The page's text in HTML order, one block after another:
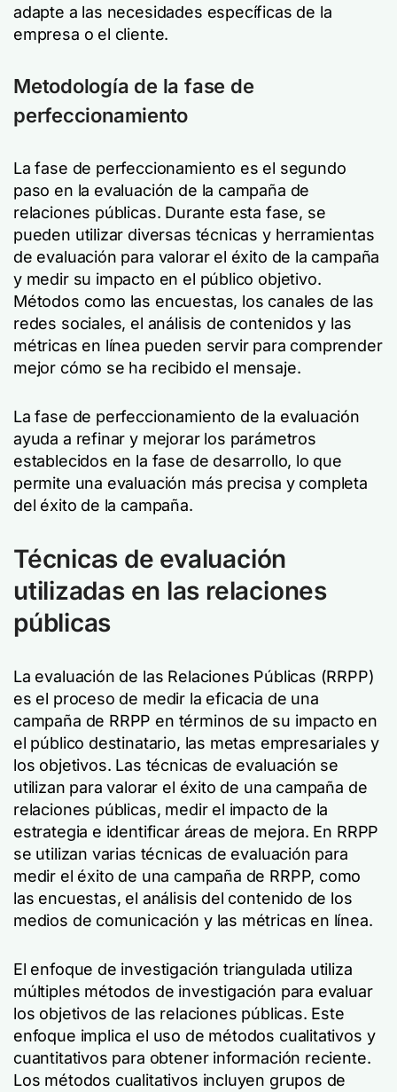
adapte a las necesidades específicas de la
empresa o el cliente.
Metodología de la fase de
perfeccionamiento
La fase de perfeccionamiento es el segundo
paso en la evaluación de la campaña de
relaciones públicas. Durante esta fase, se
pueden utilizar diversas técnicas y herramientas
de evaluación para valorar el éxito de la campaña
y medir su impacto en el público objetivo.
Métodos como las encuestas, los canales de las
redes sociales, el análisis de contenidos y las
métricas en línea pueden servir para comprender
mejor cómo se ha recibido el mensaje.
La fase de perfeccionamiento de la evaluación
ayuda a refinar y mejorar los parámetros
establecidos en la fase de desarrollo, lo que
permite una evaluación más precisa y completa
del éxito de la campaña.
Técnicas de evaluación
utilizadas en las relaciones
públicas
La evaluación de las Relaciones Públicas (RRPP)
es el proceso de medir la eficacia de una
campaña de RRPP en términos de su impacto en
el público destinatario, las metas empresariales y
los objetivos. Las técnicas de evaluación se
utilizan para valorar el éxito de una campaña de
relaciones públicas, medir el impacto de la
estrategia e identificar áreas de mejora. En RRPP
se utilizan varias técnicas de evaluación para
medir el éxito de una campaña de RRPP, como
las encuestas, el análisis del contenido de los
medios de comunicación y las métricas en línea.
El enfoque de investigación triangulada utiliza
múltiples métodos de investigación para evaluar
los objetivos de las relaciones públicas. Este
enfoque implica el uso de métodos cualitativos y
cuantitativos para obtener información reciente.
Los métodos cualitativos incluyen grupos de